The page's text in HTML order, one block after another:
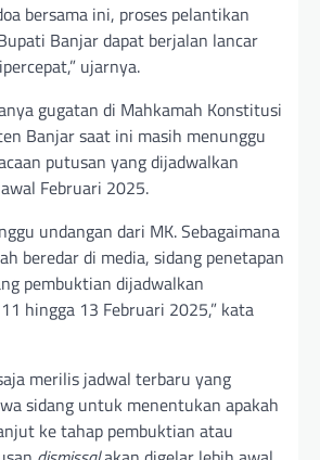
bersama ini, proses pelantikan
Banjar dapat berjalan lancar
ujarnya.
gugatan di Mahkamah Konstitusi
Banjar saat ini masih menunggu
putusan yang dijadwalkan
Februari 2025.
undangan dari MK. Sebagaimana
beredar di media, sidang penetapan
pembuktian dijadwalkan
hingga 13 Februari 2025,” kata
merilis jadwal terbaru yang
sidang untuk menentukan apakah
ke tahap pembuktian atau